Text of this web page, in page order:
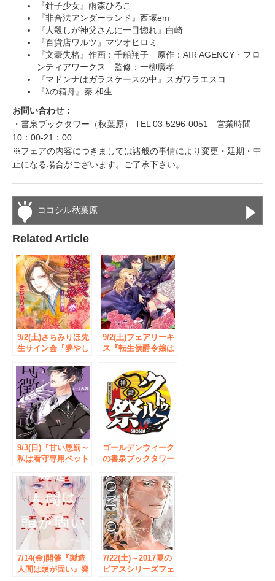
『針子少女』雨森ひろこ
『非合法アンダーランド』西塚em
『人殺しが神父さんに一目惚れ』白崎
『百貨店ワルツ』マツオヒロミ
『文豪失格』作画：千船翔子 原作：AIR AGENCY・フロ
ンティアワークス 監修：一柳廣孝
『マドンナはガラスケースの中』スガワラエスコ
『λの箱舟』秦 和生
お問い合わせ：
・書泉ブックタワー（秋葉原） TEL 03-5296-0051 営業時間
10：00‐21：00
※フェアの内容につきましては諸般の事情により変更・延期・中
止になる場合がございます。ご了承下さい。
ココシル秋葉原
Related Article
9/2(土)さちみりほ先
生サイン会『夢やし
編～参』発売を記念
して開催◆
秋葉原・書泉ブック
タワー サイン会開
催を記念して、「直
筆サイン入りPOP」
の抽選プレゼントな
ど、特典盛り沢山の
フェアも実施。
9/2(土)フェアリーキ
ス『転生侯爵令嬢は
る。1』発売記念
月神サキ先生＆林マ
キ先生 Wサイン会◆
書泉ブックタワー
イベントの参加券
は、7/29(土)より書
泉ブックタワー店頭
にて配布開始
9/3(日)『甘い懲罰～
私は看守専用ペット
翔先生サイン会◆秋
葉原・書泉ブックタ
ワー いづみ翔先生
のサイン会は今回が
初めての開催となり
ます。
ゴールデンウィーク
の書泉ブックタワー
話」尽くし！
5/3（水・
祝）-5/7（日）＜ク
トゥルフ神話祭 in
書泉ブックタワー＞
7/14(金)開催『製造
人間は頭が固い』発
7/22(土)～2017夏の
ピアスシリーズフェ